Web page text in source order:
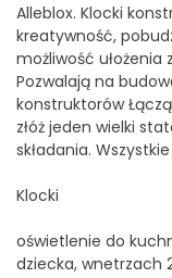
Alleblox. Klocki
kreatywność,
możliwość
Pozwalają na
konstruktorów
złóż jeden wielki
składania.
Klocki
oświetlenie do
dziecka, wnetrzach